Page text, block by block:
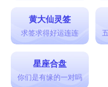
黄大仙灵签
求签求得好运连连
星座合盘
你们是有缘的一对吗